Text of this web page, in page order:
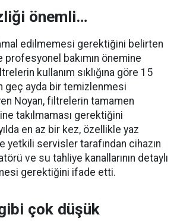
önemli…
edilmemesi gerektiğini belirten
profesyonel bakımın önemine
kullanım sıklığına göre 15
geç ayda bir temizlenmesi
Noyan, filtrelerin tamamen
takılmaması gerektiğini
en az bir kez, özellikle yaz
yetkili servisler tarafından cihazın
ve su tahliye kanallarının detaylı
gerektiğini ifade etti.
çok düşük